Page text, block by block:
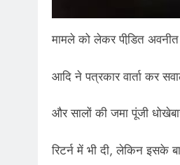
मामले को लेकर पीडि़त अवनीत
आदि ने पत्रकार वार्ता कर
और सालों की जमा पूंजी
रिटर्न में भी दी, लेकिन इसके